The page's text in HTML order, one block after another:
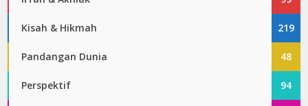
Kisah & Hikmah 219
Pandangan Dunia 48
Perspektif 94